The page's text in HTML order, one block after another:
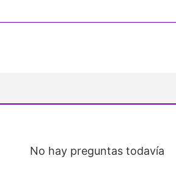
No hay preguntas todavía